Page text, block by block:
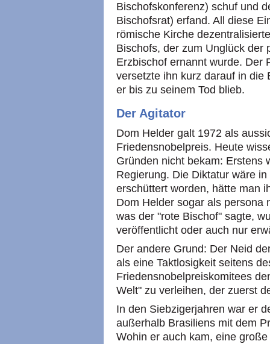
Bischofskonferenz) schuf und
Bischofsrat) erfand. All diese
römische Kirche
Bischofs, der zum Unglück der
Erzbischof ernannt wurde. Der
versetzte ihn kurz darauf in die
er bis zu seinem Tod blieb.
Der Agitator
Dom Helder galt 1972 als
Friedensnobelpreis. Heute
Gründen nicht bekam: Erstens
Regierung. Die Diktatur wäre
erschüttert worden, hätte man
Dom Helder sogar als persona
was der "rote Bischof" sagte,
veröffentlicht oder auch nur
Der andere Grund: Der Neid
als eine Taktlosigkeit seitens
Friedensnobelpreiskomitees
Welt" zu verleihen, der zuerst
In den Siebzigerjahren war er
außerhalb Brasiliens mit dem
Wohin er auch kam, eine